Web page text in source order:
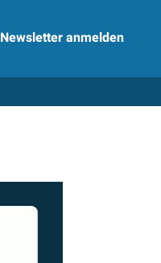
Newsletter anmelden